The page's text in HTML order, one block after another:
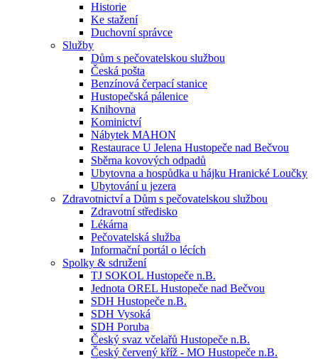
Historie
Ke stažení
Duchovní správce
Služby
Dům s pečovatelskou službou
Česká pošta
Benzínová čerpací stanice
Hustopečská pálenice
Knihovna
Kominictví
Nábytek MAHON
Restaurace U Jelena Hustopeče nad Bečvou
Sběrna kovových odpadů
Ubytovna a hospůdka u hájku Hranické Loučky
Ubytování u jezera
Zdravotnictví a Dům s pečovatelskou službou
Zdravotní středisko
Lékárna
Pečovatelská služba
Informační portál o lécích
Spolky & sdružení
TJ SOKOL Hustopeče n.B.
Jednota OREL Hustopeče nad Bečvou
SDH Hustopeče n.B.
SDH Vysoká
SDH Poruba
Český svaz včelařů Hustopeče n.B.
Český červený kříž - MO Hustopeče n.B.